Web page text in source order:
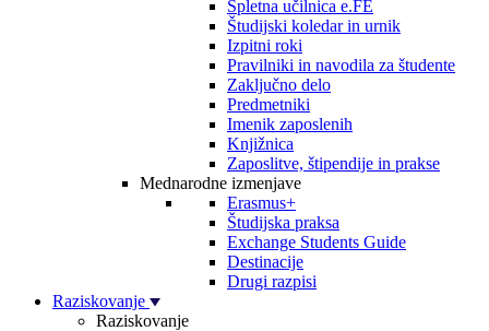
Spletna učilnica e.FE
Študijski koledar in urnik
Izpitni roki
Pravilniki in navodila za študente
Zaključno delo
Predmetniki
Imenik zaposlenih
Knjižnica
Zaposlitve, štipendije in prakse
Mednarodne izmenjave
Erasmus+
Študijska praksa
Exchange Students Guide
Destinacije
Drugi razpisi
Raziskovanje
Raziskovanje